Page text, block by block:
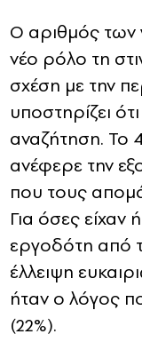
Ο αριθμός των
νέο ρόλο τη
σχέση με την
υποστηρίζει
αναζήτηση. Το
ανέφερε την
που τους
Για όσες είχαν
εργοδότη από
έλλειψη
ήταν ο λόγος
(22%).